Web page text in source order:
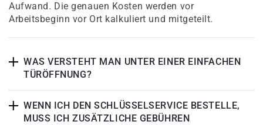
Aufwand. Die genauen Kosten werden vor
Arbeitsbeginn vor Ort kalkuliert und mitgeteilt.
WAS VERSTEHT MAN UNTER EINER EINFACHEN
TÜRÖFFNUNG?
WENN ICH DEN SCHLÜSSELSERVICE BESTELLE,
MUSS ICH ZUSÄTZLICHE GEBÜHREN